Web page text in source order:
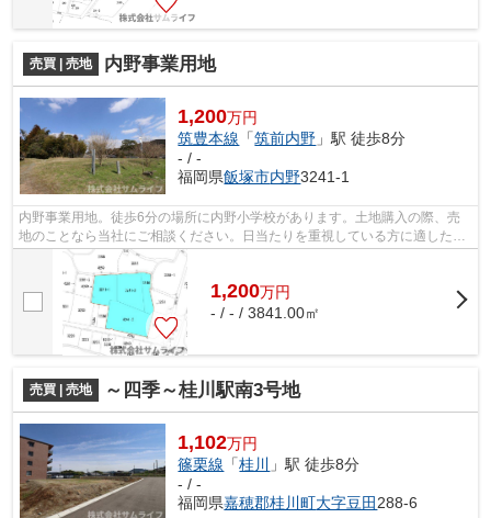
売買 | 売地 内野事業用地
1,200万円
筑豊本線 「筑前内野 」駅 徒歩8分
- / -
福岡県飯塚市内野3241-1
内野事業用地。徒歩6分の場所に内野小学校があります。土地購入の際、売
地のことなら当社にご相談ください。日当たりを重視している方に適した南
側道路になります。飯塚市エリアにある...
1,200万円
- / - / 3841.00㎡
売買 | 売地 ～四季～桂川駅南3号地
1,102万円
篠栗線 「桂川
」駅 徒歩8分
- / -
福岡県嘉穂郡桂川町大字豆田 288-6